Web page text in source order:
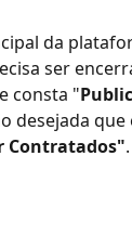
da
ser
consta "
desejada que
Contratados".